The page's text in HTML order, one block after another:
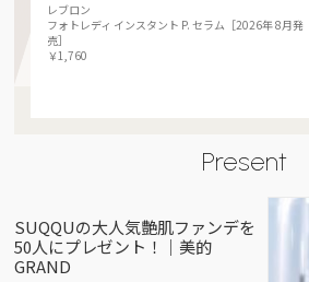
レブロン
フォトレディ インスタント P. セラム［2026年 8月発
売］
￥1,760
Present
SUQQUの大人気艶肌ファンデを
50人にプレゼント！｜美的
GRAND